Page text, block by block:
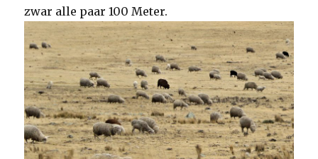
zwar alle paar 100 Meter.